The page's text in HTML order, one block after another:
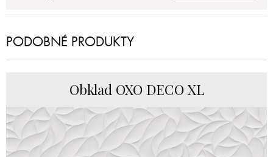
PODOBNÉ PRODUKTY
Obklad OXO DECO XL